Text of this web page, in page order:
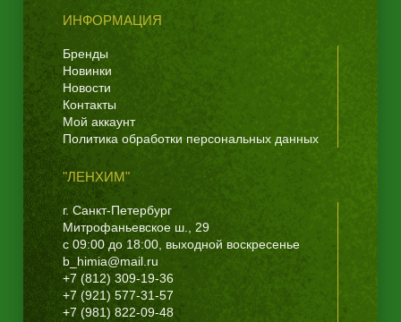
ИНФОРМАЦИЯ
Бренды
Новинки
Новости
Контакты
Мой аккаунт
Политика обработки персональных данных
"ЛЕНХИМ"
г. Санкт-Петербург
Митрофаньевское ш., 29
с 09:00 до 18:00, выходной воскресенье
b_himia@mail.ru
+7 (812) 309-19-36
+7 (921) 577-31-57
+7 (981) 822-09-48